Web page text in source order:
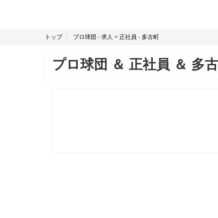
トップ プロ球団 - 求人 > 正社員 - 多古町
プロ球団 ＆ 正社員 ＆ 多